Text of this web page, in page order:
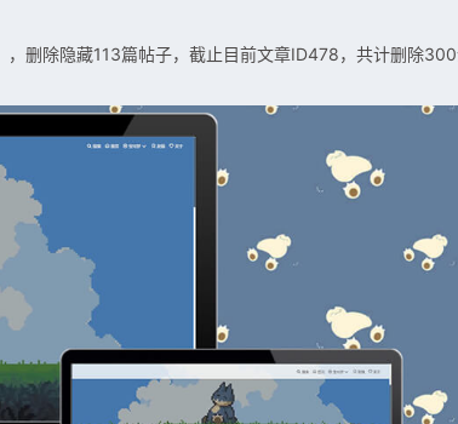
，删除隐藏113篇帖子，截止目前文章ID478，共计删除